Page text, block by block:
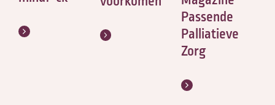
Passende
Palliatieve
Zorg